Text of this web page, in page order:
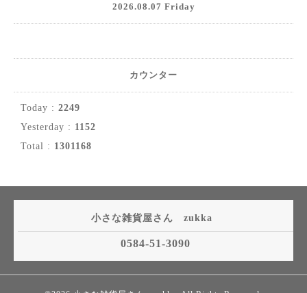
2026.08.07 Friday
カウンター
Today : 2249
Yesterday : 1152
Total : 1301168
小さな雑貨屋さん zukka
0584-51-3090